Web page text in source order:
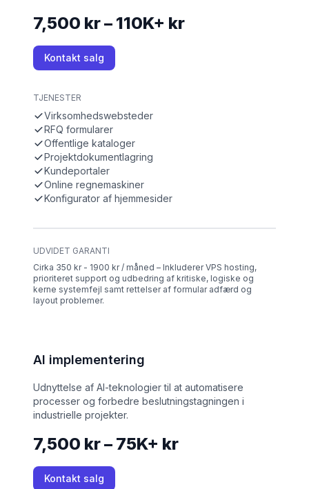
7,500 kr – 110K+ kr
Kontakt salg
TJENESTER
Virksomhedswebsteder
RFQ formularer
Offentlige kataloger
Projektdokumentlagring
Kundeportaler
Online regnemaskiner
Konfigurator af hjemmesider
UDVIDET GARANTI
Cirka 350 kr - 1900 kr / måned – Inkluderer VPS hosting,
prioriteret support og udbedring af kritiske, logiske og
kerne systemfejl samt rettelser af formular adfærd og
layout problemer.
AI implementering
Udnyttelse af AI-teknologier til at automatisere
processer og forbedre beslutningstagningen i
industrielle projekter.
7,500 kr – 75K+ kr
Kontakt salg